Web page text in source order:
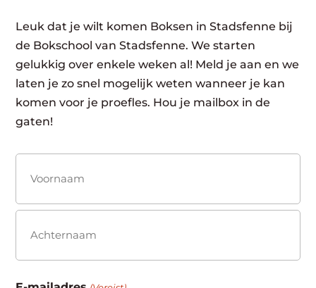
Leuk dat je wilt komen Boksen in Stadsfenne bij
de Bokschool van Stadsfenne. We starten
gelukkig over enkele weken al! Meld je aan en we
laten je zo snel mogelijk weten wanneer je kan
komen voor je proefles. Hou je mailbox in de
gaten!
(Vereist)
Voornaam